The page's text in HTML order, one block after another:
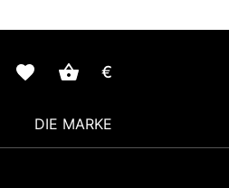
€
DIE MARKE